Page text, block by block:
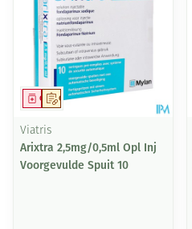
Op voorschrift
Geneesmiddel
Viatris
Arixtra 2,5mg/0,5ml Opl Inj
Voorgevulde Spuit 10